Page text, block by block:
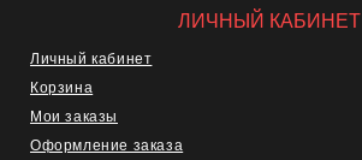
ЛИЧНЫЙ КАБИНЕТ
Личный кабинет
Корзина
Мои заказы
Оформление заказа